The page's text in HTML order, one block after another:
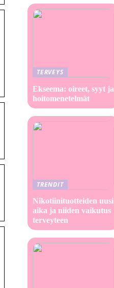
TERVEYS
Ekseema: oireet, syyt ja
hoitomenetelmät
TRENDIT
Nikotiinituotteiden uusi
aika ja niiden vaikutus
terveyteen